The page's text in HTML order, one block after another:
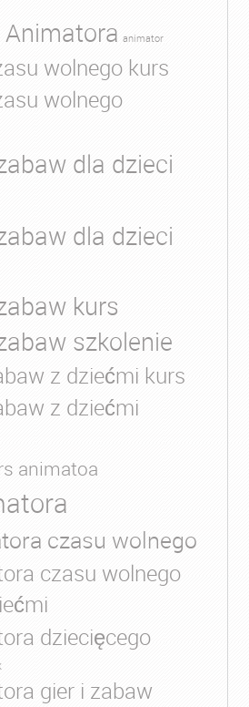
animator
wolnego kurs
wolnego
dla dzieci
dla dzieci
kurs
szkolenie
z dziećmi kurs
z dziećmi
animatoa
czasu wolnego
czasu wolnego
dziecięcego
gier i zabaw